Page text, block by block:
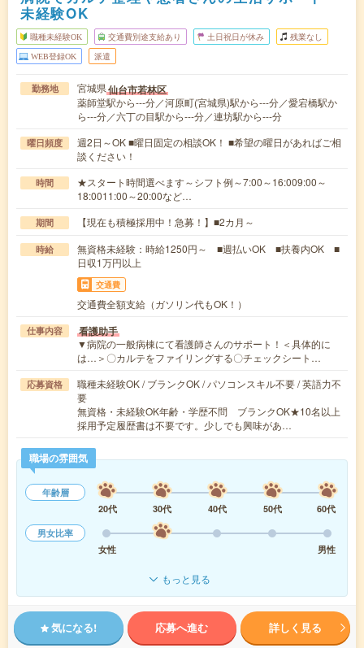
未経験OK
職種未経験OK 交通費別途支給あり 土日祝日が休み 残業なし
WEB登録OK 派遣
勤務地 宮城県仙台市若林区
薬師堂駅から---分／河原町(宮城県)駅から---分／愛宕橋駅か
ら---分／六丁の目駅から---分／連坊駅から---分
曜日頻度
週2日～OK ■曜日固定の相談OK！ ■希望の曜日があればご相
談ください！
時間
★スタート時間選べます～シフト例～7:00～16:009:00～
18:0011:00～20:00など…
期間 【現在も積極採用中！急募！】■2カ月～
時給
無資格未経験：時給1250円～ ■週払いOK ■扶養内OK ■
日収1万円以上
交通費
交通費全額支給（ガソリン代もOK！）
仕事内容 看護助手
▼病院の一般病棟にて看護師さんのサポート！＜具体的に
は…＞〇カルテをファイリングする〇チェックシート…
応募資格
職種未経験OK / ブランクOK / パソコンスキル不要 / 英語力不
要
無資格・未経験OK年齢・学歴不問 ブランクOK★10名以上
採用予定履歴書は不要です。少しでも興味があ…
職場の雰囲気
年齢層
20代
30代 40代 50代
60代
男女比率
女性
男性
もっと見る
気になる! 応募へ進む 詳しく見る